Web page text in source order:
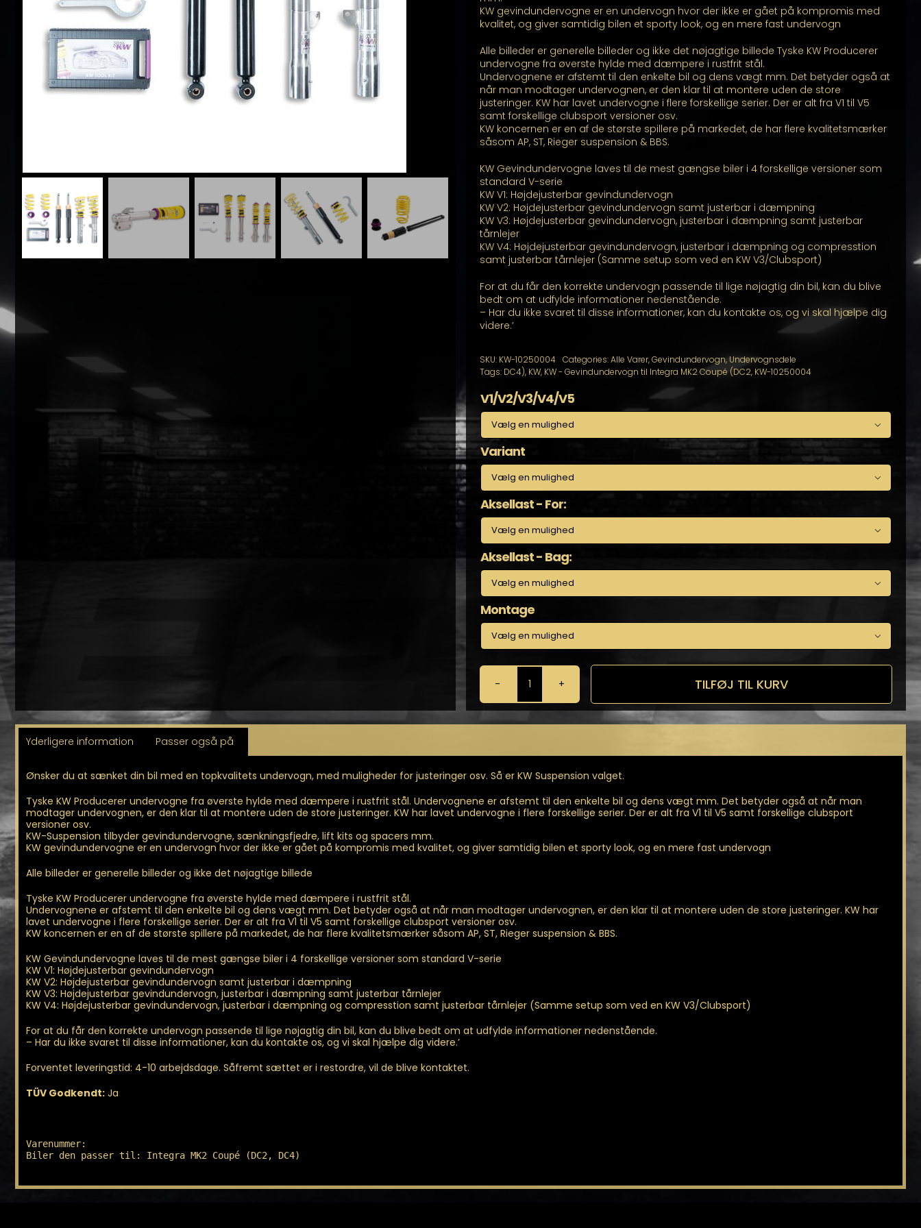
KW gevindundervogne er en undervogn hvor der ikke er gået på kompromis med
kvalitet, og giver samtidig bilen et sporty look, og en mere fast undervogn
Alle billeder er generelle billeder og ikke det nøjagtige billede Tyske KW Producerer
undervogne fra øverste hylde med dæmpere i rustfrit stål.
Undervognene er afstemt til den enkelte bil og dens vægt mm. Det betyder også at
når man modtager undervognen, er den klar til at montere uden de store
justeringer. KW har lavet undervogne i flere forskellige serier. Der er alt fra V1 til V5
samt forskellige clubsport versioner osv.
KW koncernen er en af de største spillere på markedet, de har flere kvalitetsmærker
såsom AP, ST, Rieger suspension & BBS.
KW Gevindundervogne laves til de mest gængse biler i 4 forskellige versioner som
standard V-serie
KW V1: Højdejusterbar gevindundervogn
KW V2: Højdejusterbar gevindundervogn samt justerbar i dæmpning
KW V3: Højdejusterbar gevindundervogn, justerbar i dæmpning samt justerbar
tårnlejer
KW V4: Højdejusterbar gevindundervogn, justerbar i dæmpning og compresstion
samt justerbar tårnlejer (Samme setup som ved en KW V3/Clubsport)
For at du får den korrekte undervogn passende til lige nøjagtig din bil, kan du blive
bedt om at udfylde informationer nedenstående.
– Har du ikke svaret til disse informationer, kan du kontakte os, og vi skal hjælpe dig
videre.’
SKU: KW-10250004 Categories:Alle Varer,Gevindundervogn, Undervognsdele
Tags: DC4), KW, KW - Gevindundervogn til Integra MK2 Coupé (DC2, KW-10250004
V1/V2/V3/V4/V5

Variant

Aksellast - For:

Aksellast - Bag:

Montage

KW
-
Gevindundervogn
til
MK2
(DC2,
antal
TILFØJ TIL KURV
Yderligere information Passer også på
Ønsker du at sænket din bil med en topkvalitets undervogn, med muligheder for justeringer osv. Så er KW Suspension valget.
Tyske KW Producerer undervogne fra øverste hylde med dæmpere i rustfrit stål. Undervognene er afstemt til den enkelte bil og dens vægt mm. Det betyder også at når man
modtager undervognen, er den klar til at montere uden de store justeringer. KW har lavet undervogne i flere forskellige serier. Der er alt fra V1 til V5 samt forskellige clubsport
versioner osv.
KW-Suspension tilbyder gevindundervogne, sænkningsfjedre, lift kits og spacers mm.
KW gevindundervogne er en undervogn hvor der ikke er gået på kompromis med kvalitet, og giver samtidig bilen et sporty look, og en mere fast undervogn
Alle billeder er generelle billeder og ikke det nøjagtige billede
Tyske KW Producerer undervogne fra øverste hylde med dæmpere i rustfrit stål.
Undervognene er afstemt til den enkelte bil og dens vægt mm. Det betyder også at når man modtager undervognen, er den klar til at montere uden de store justeringer. KW har
lavet undervogne i flere forskellige serier. Der er alt fra V1 til V5 samt forskellige clubsport versioner osv.
KW koncernen er en af de største spillere på markedet, de har flere kvalitetsmærker såsom AP, ST, Rieger suspension & BBS.
KW Gevindundervogne laves til de mest gængse biler i 4 forskellige versioner som standard V-serie
KW V1: Højdejusterbar gevindundervogn
KW V2: Højdejusterbar gevindundervogn samt justerbar i dæmpning
KW V3: Højdejusterbar gevindundervogn, justerbar i dæmpning samt justerbar tårnlejer
KW V4: Højdejusterbar gevindundervogn, justerbar i dæmpning og compresstion samt justerbar tårnlejer (Samme setup som ved en KW V3/Clubsport)
For at du får den korrekte undervogn passende til lige nøjagtig din bil, kan du blive bedt om at udfylde informationer nedenstående.
– Har du ikke svaret til disse informationer, kan du kontakte os, og vi skal hjælpe dig videre.’
Forventet leveringstid: 4-10 arbejdsdage. Såfremt sættet er i restordre, vil de blive kontaktet.
TÜV Godkendt: Ja
Varenummer:
Biler den passer til: Integra MK2 Coupé (DC2, DC4)